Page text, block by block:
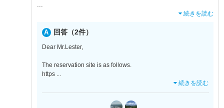
...
続きを読む
回答（2件）
Dear Mr.Lester,
The reservation site is as follows.
https ...
続きを読む